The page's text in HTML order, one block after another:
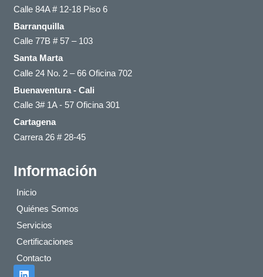
Calle 84A # 12-18 Piso 6
Barranquilla
Calle 77B # 57 – 103
Santa Marta
Calle 24 No. 2 – 66 Oficina 702
Buenaventura - Cali
Calle 3# 1A - 57 Oficina 301
Cartagena
Carrera 26 # 28-45
Información
Inicio
Quiénes Somos
Servicios
Certificaciones
Contacto